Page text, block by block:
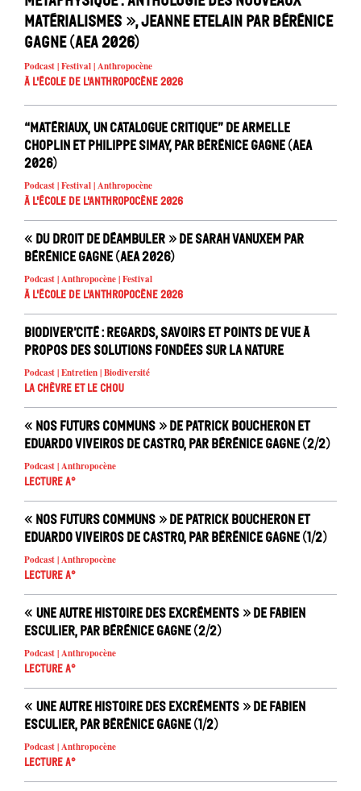
matérialismes », Jeanne Etelain par Bérénice
Gagne (AEA 2026)
Podcast | Festival | Anthropocène
À l'école de l'Anthropocène 2026
“Matériaux, un catalogue critique” de Armelle
Choplin et Philippe Simay, par Bérénice Gagne (AEA
2026)
Podcast | Festival | Anthropocène
À l'école de l'Anthropocène 2026
« Du droit de déambuler » de Sarah Vanuxem par
Bérénice Gagne (AEA 2026)
Podcast | Anthropocène | Festival
À l'école de l'Anthropocène 2026
Biodiver’cité : regards, savoirs et points de vue à
propos des solutions fondées sur la nature
Podcast | Entretien | Biodiversité
La chèvre et le chou
« Nos futurs communs » de Patrick Boucheron et
Eduardo Viveiros de Castro, par Bérénice Gagne (2/2)
Podcast | Anthropocène
Lecture A°
« Nos futurs communs » de Patrick Boucheron et
Eduardo Viveiros de Castro, par Bérénice Gagne (1/2)
Podcast | Anthropocène
Lecture A°
« Une autre histoire des excréments » de Fabien
Esculier, par Bérénice Gagne (2/2)
Podcast | Anthropocène
Lecture A°
« Une autre histoire des excréments » de Fabien
Esculier, par Bérénice Gagne (1/2)
Podcast | Anthropocène
Lecture A°